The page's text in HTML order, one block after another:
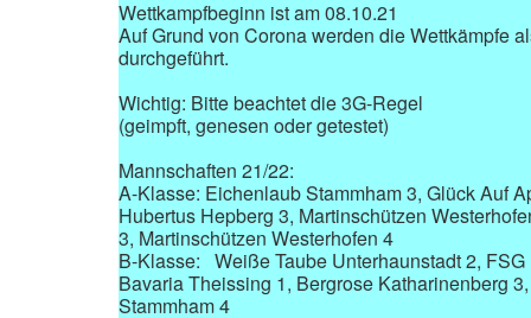
Wettkampfbeginn ist am 08.10.21
Auf Grund von Corona werden die Wettkämpfe
durchgeführt.
Wichtig: Bitte beachtet die 3G-Regel
(geimpft, genesen oder getestet)
Mannschaften 21/22:
A-Klasse: Eichenlaub Stammham 3, Glück Auf
Hubertus Hepberg 3, Martinschützen
3, Martinschützen Westerhofen 4
B-Klasse: Weiße Taube Unterhaunstadt 2, FSG
Bavaria Theissing 1, Bergrose Katharinenberg
Stammham 4